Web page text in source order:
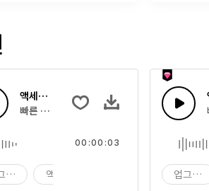
액세스 50
빠른 멜로디 톤 원샷
레이드 액세스
00:00:03
업그레